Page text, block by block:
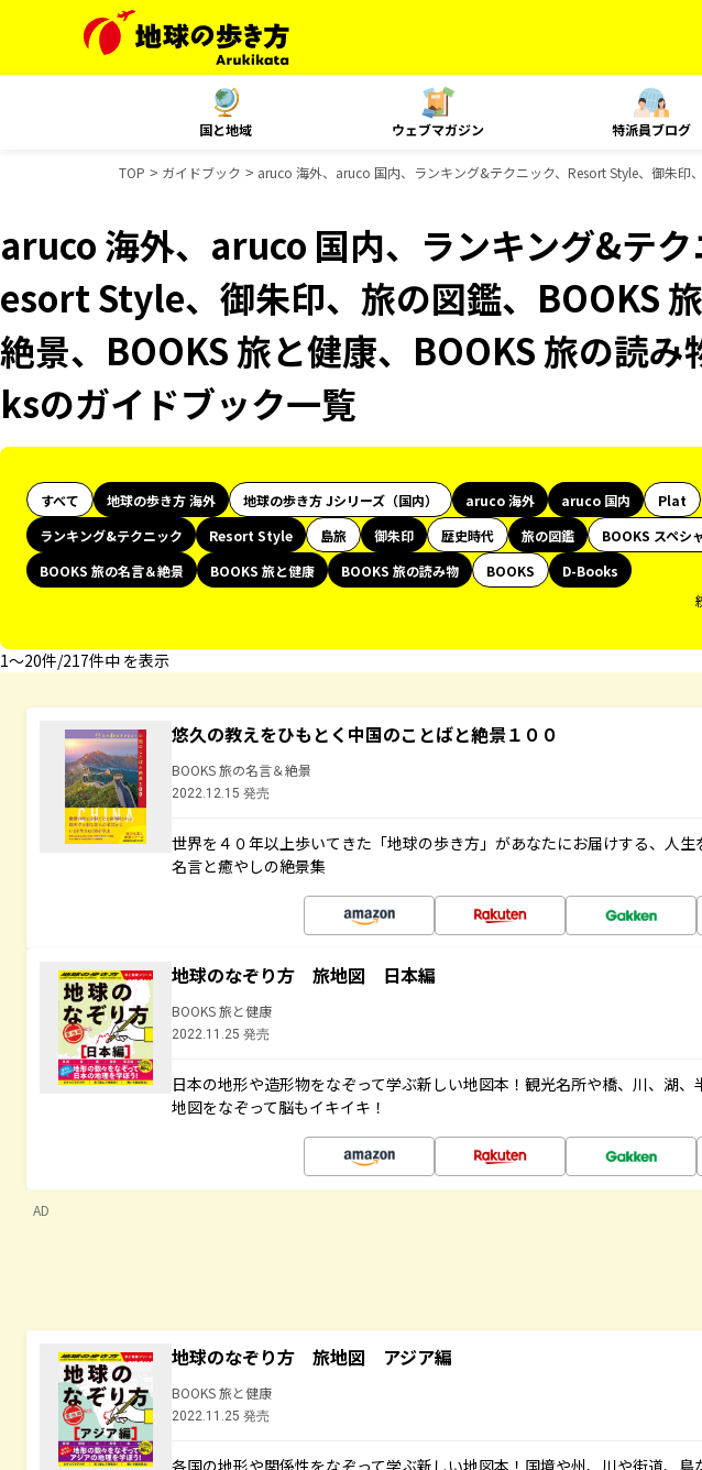
国と地域 ウェブマガジン 特派員ブログ
TOP ガイドブック aruco 海外、aruco 国内、ランキング&テクニック、Resort Style、御朱印
aruco 海外、aruco 国内、ランキング&テク
esort Style、御朱印、旅の図鑑、BOOKS
絶景、BOOKS 旅と健康、BOOKS 旅の読
ksのガイドブック一覧
すべて 地球の歩き方 海外 地球の歩き方 Jシリーズ（国内） aruco 海外 aruco 国内
Plat
ランキング&テクニック
Resort Style 島旅 御朱印 歴史時代 旅の図鑑
BOOKS スペシ
BOOKS 旅の名言＆絶景
BOOKS 旅と健康 BOOKS 旅の読み物 BOOKS
D-Books
1〜20件/217件中 を表示
悠久の教えをひもとく中国のことばと絶景１００
BOOKS 旅の名言＆絶景
2022.12.15 発売
世界を４０年以上歩いてきた「地球の歩き方」があなたにお届けする、人生
名言と癒やしの絶景集
地球のなぞり方 旅地図 日本編
BOOKS 旅と健康
2022.11.25 発売
日本の地形や造形物をなぞって学ぶ新しい地図本！観光名所や橋、川、湖、
地図をなぞって脳もイキイキ！
AD
地球のなぞり方 旅地図 アジア編
BOOKS 旅と健康
2022.11.25 発売
各国の地形や関係性をなぞって学ぶ新しい地図本！国境や州、川や街道、島